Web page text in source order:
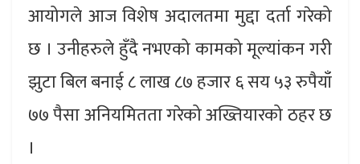
आयोगले आज विशेष अदालतमा मुद्दा दर्ता गरेको
छ । उनीहरुले हुँदै नभएको कामको मूल्यांकन गरी
झुटा बिल बनाई ८ लाख ८७ हजार ६ सय ५३ रुपैयाँ
७७ पैसा अनियमितता गरेको अख्तियारको ठहर छ
।